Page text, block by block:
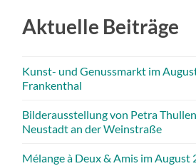
Aktuelle Beiträge
Kunst- und Genussmarkt im
Frankenthal
Bilderausstellung von Petra
Neustadt an der Weinstraße
Mélange à Deux & Amis im August